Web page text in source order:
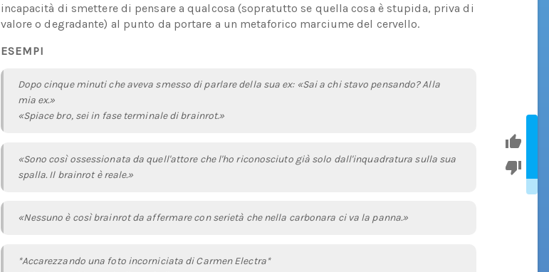
incapacità di smettere di pensare a qualcosa (sopratutto se quella cosa è stupida, priva di
valore o degradante) al punto da portare a un metaforico marciume del cervello.
ESEMPI
Dopo cinque minuti che aveva smesso di parlare della sua ex: «Sai a chi stavo pensando? Alla
mia ex.»
«Spiace bro, sei in fase terminale di brainrot.»
«Sono così ossessionata da quell'attore che l'ho riconosciuto già solo dall'inquadratura sulla sua
spalla. Il brainrot è reale.»
«Nessuno è così brainrot da affermare con serietà che nella carbonara ci va la panna.»
*Accarezzando una foto incorniciata di Carmen Electra*